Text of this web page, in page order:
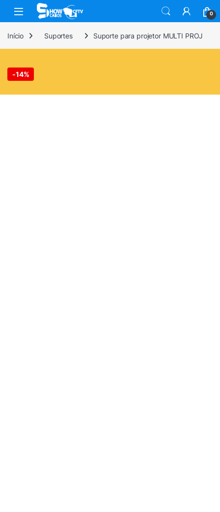
Skip to navigation
Skip to content
0
Início Suportes Suporte para projetor MULTI PROJ
-14%